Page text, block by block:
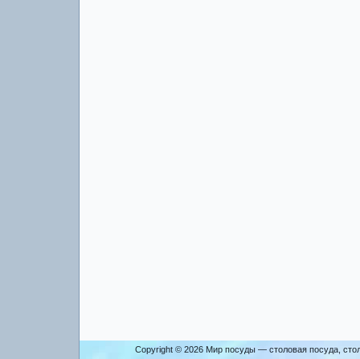
Copyright © 2026 Мир посуды — столовая посуда,